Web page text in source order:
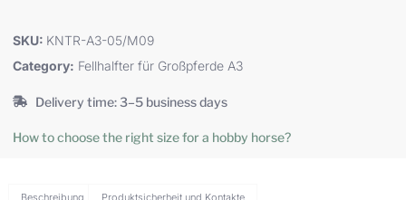
SKU: KNTR-A3-05/M09
Category: Fellhalfter für Großpferde A3
Delivery time: 3–5 business days
How to choose the right size for a hobby horse?
Beschreibung Produktsicherheit und Kontakte